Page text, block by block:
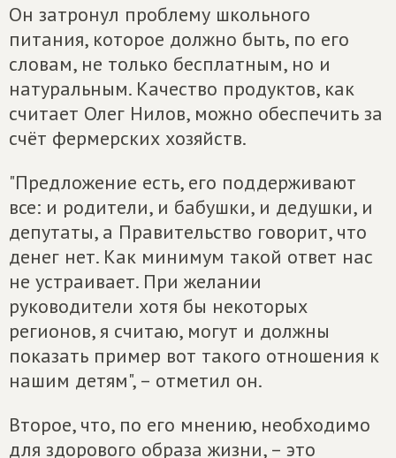
Он затронул проблему школьного
питания, которое должно быть, по его
словам, не только бесплатным, но и
натуральным. Качество продуктов, как
считает Олег Нилов, можно обеспечить за
счёт фермерских хозяйств.
"Предложение есть, его поддерживают
все: и родители, и бабушки, и дедушки, и
депутаты, а Правительство говорит, что
денег нет. Как минимум такой ответ нас
не устраивает. При желании
руководители хотя бы некоторых
регионов, я считаю, могут и должны
показать пример вот такого отношения к
нашим детям", – отметил он.
Второе, что, по его мнению, необходимо
для здорового образа жизни, – это